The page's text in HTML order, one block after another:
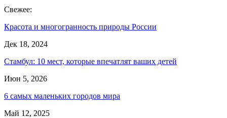
Свежее:
Красота и многогранность природы России
Дек 18, 2024
Стамбул: 10 мест, которые впечатлят ваших детей
Июн 5, 2026
6 самых маленьких городов мира
Май 12, 2025